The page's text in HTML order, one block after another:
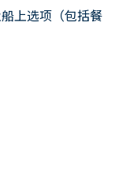
上选项（包括餐